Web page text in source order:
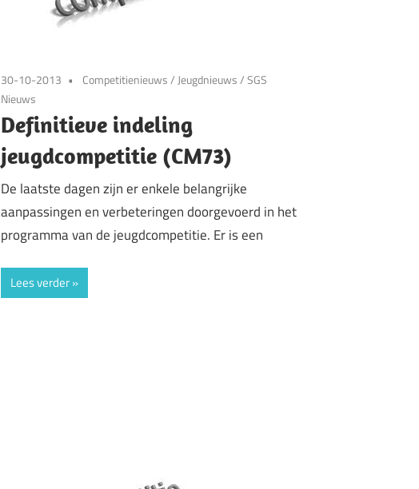
30-10-2013 Competitienieuws/ Jeugdnieuws/SGS
Nieuws
Definitieve indeling
jeugdcompetitie (CM73)
De laatste dagen zijn er enkele belangrijke
aanpassingen en verbeteringen doorgevoerd in het
programma van de jeugdcompetitie. Er is een
Lees verder